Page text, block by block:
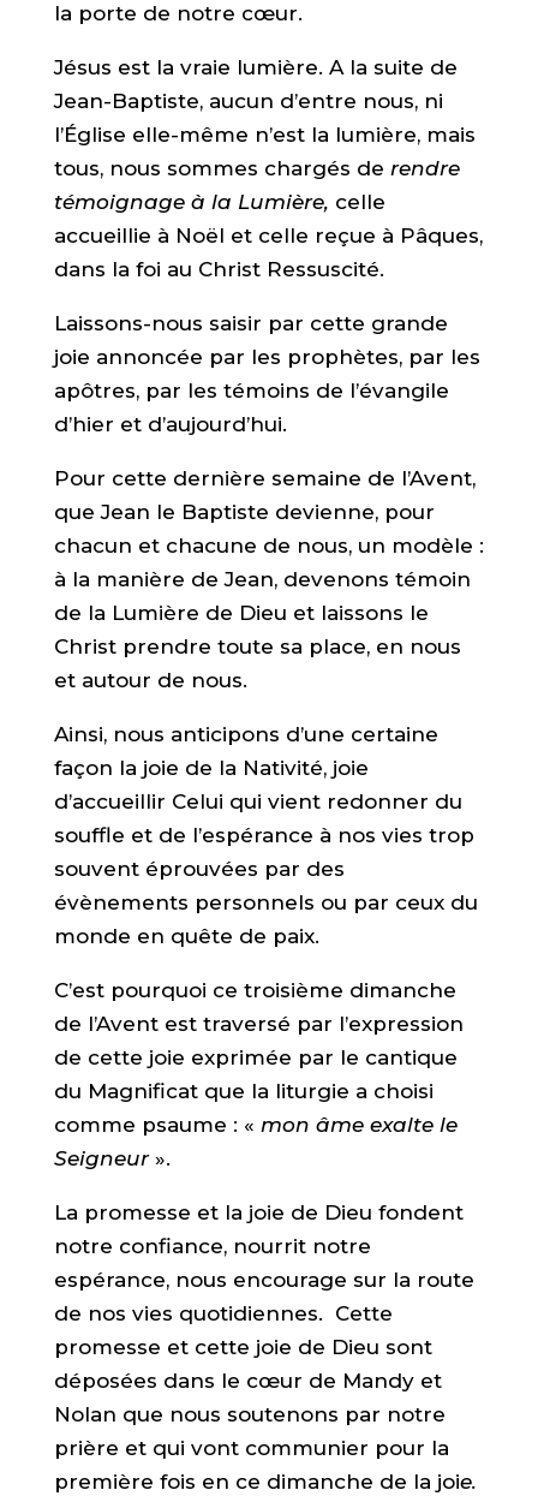
la porte de notre cœur.
Jésus est la vraie lumière. A la suite de
Jean-Baptiste, aucun d’entre nous, ni
l’Église elle-même n’est la lumière, mais
tous, nous sommes chargés de rendre
témoignage à la Lumière, celle
accueillie à Noël et celle reçue à Pâques,
dans la foi au Christ Ressuscité.
Laissons-nous saisir par cette grande
joie annoncée par les prophètes, par les
apôtres, par les témoins de l’évangile
d’hier et d’aujourd’hui.
Pour cette dernière semaine de l’Avent,
que Jean le Baptiste devienne, pour
chacun et chacune de nous, un modèle :
à la manière de Jean, devenons témoin
de la Lumière de Dieu et laissons le
Christ prendre toute sa place, en nous
et autour de nous.
Ainsi, nous anticipons d’une certaine
façon la joie de la Nativité, joie
d’accueillir Celui qui vient redonner du
souffle et de l’espérance à nos vies trop
souvent éprouvées par des
évènements personnels ou par ceux du
monde en quête de paix.
C’est pourquoi ce troisième dimanche
de l’Avent est traversé par l’expression
de cette joie exprimée par le cantique
du Magnificat que la liturgie a choisi
comme psaume : « mon âme exalte le
Seigneur ».
La promesse et la joie de Dieu fondent
notre confiance, nourrit notre
espérance, nous encourage sur la route
de nos vies quotidiennes. Cette
promesse et cette joie de Dieu sont
déposées dans le cœur de Mandy et
Nolan que nous soutenons par notre
prière et qui vont communier pour la
première fois en ce dimanche de la joie.